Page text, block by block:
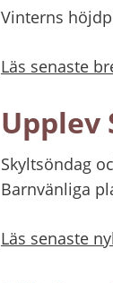
Vinterns
Läs senaste
Upplev
Skyltsöndag
Barnvänliga
Läs senaste